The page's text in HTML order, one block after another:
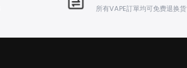
所有VAPE訂單均可免费退换货